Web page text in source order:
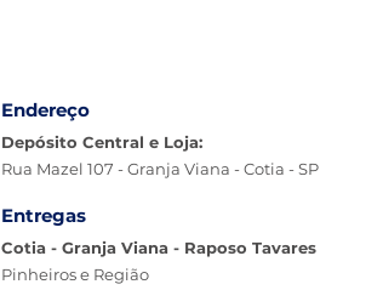
Endereço
Depósito Central e Loja:
Rua Mazel 107 - Granja Viana - Cotia - SP
Entregas
Cotia - Granja Viana - Raposo Tavares
Pinheiros e Região